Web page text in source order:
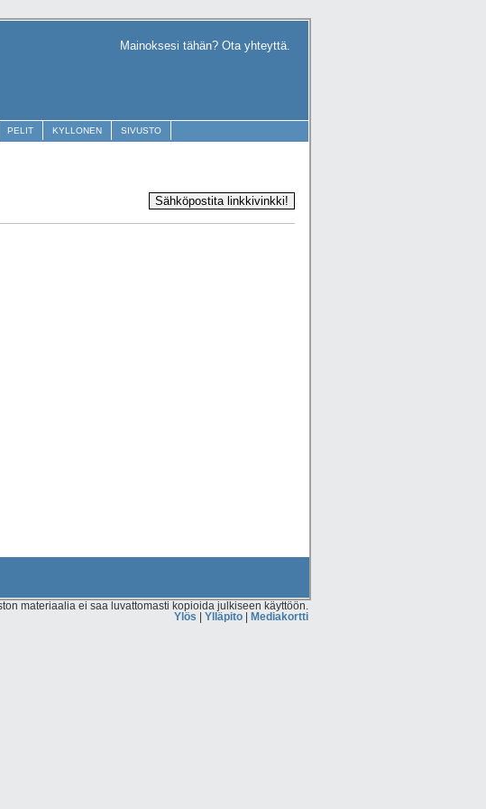
Mainoksesi tähän? Ota yhteyttä.
PELIT KYLLONEN SIVUSTO
materiaalia ei saa luvattomasti kopioida julkiseen käyttöön.
Ylös
Ylläpito Mediakortti